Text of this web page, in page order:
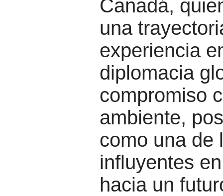
Canadá,
una
experiencia
diplomacia
compromiso
ambiente,
como una de
influyentes
hacia un